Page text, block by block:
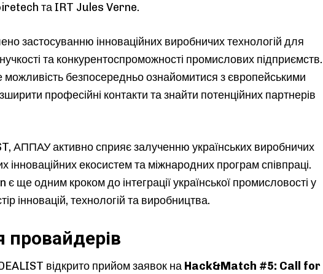
та IRT Jules Verne.
застосуванню інноваційних виробничих технологій для
та конкурентоспроможності промислових підприємств.
можливість безпосередньо ознайомитися з європейськими
професійні контакти та знайти потенційних партнерів
АППАУ активно сприяє залученню українських виробничих
інноваційних екосистем та міжнародних програм співпраці.
ще одним кроком до інтеграції української промисловості у
інновацій, технологій та виробництва.
відкрито прийом заявок на Hack&Match #5: Call for